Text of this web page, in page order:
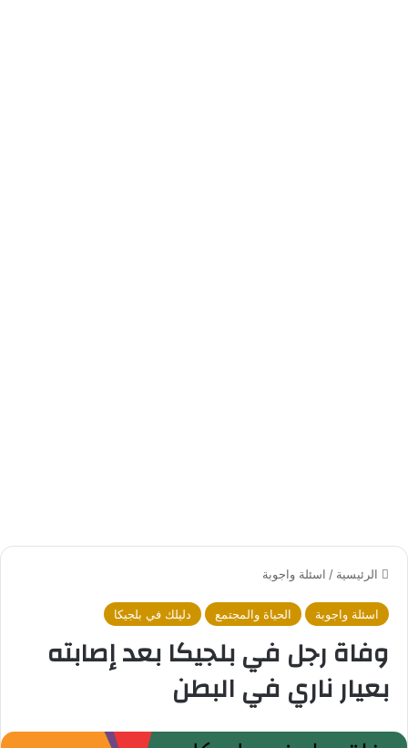
الرئيسية / اسئلة واجوبة
اسئلة واجوبة الحياة والمجتمع دليلك في بلجيكا
وفاة رجل في بلجيكا بعد إصابته
بعيار ناري في البطن